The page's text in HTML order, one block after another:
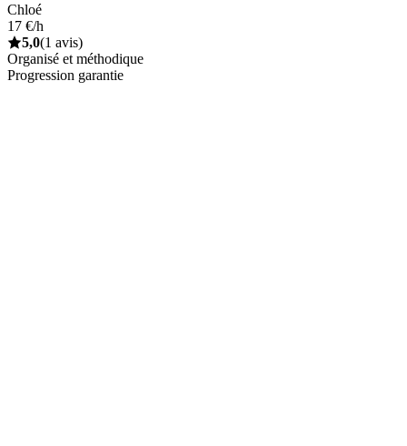
Chloé
17 €/h
5,0(1 avis)
Organisé et méthodique
Progression garantie